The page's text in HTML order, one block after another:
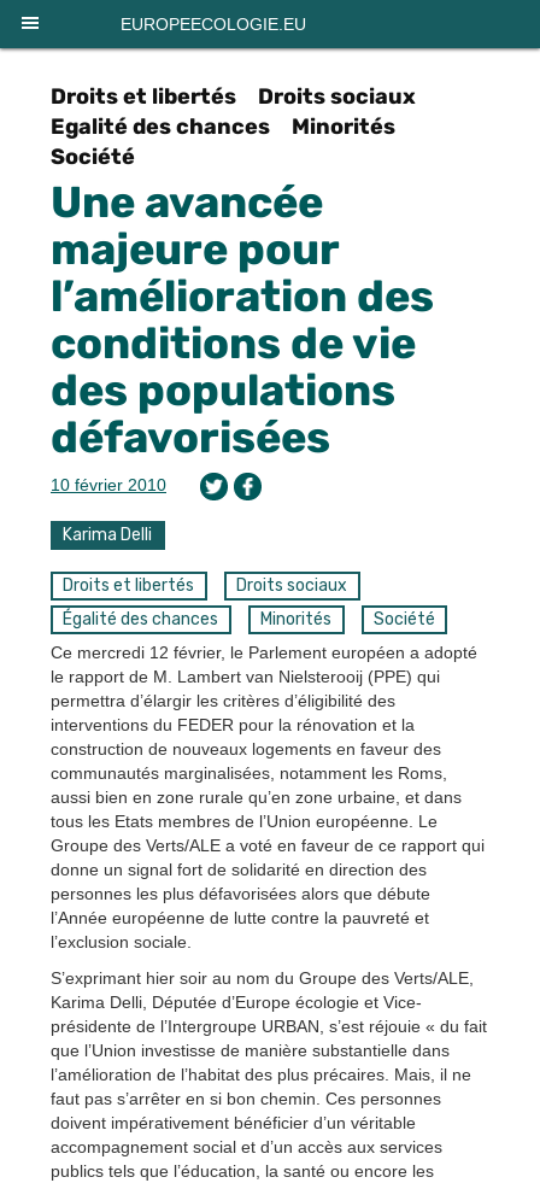
EUROPEECOLOGIE.EU
Droits et libertés
Droits sociaux
Egalité des chances
Minorités
Société
Une avancée
majeure pour
l’amélioration des
conditions de vie
des populations
défavorisées
10 février 2010
Karima Delli
Droits et libertés
Droits sociaux
Égalité des chances
Minorités Société
Ce mercredi 12 février, le Parlement européen a adopté
le rapport de M. Lambert van Nielsterooij (PPE) qui
permettra d’élargir les critères d’éligibilité des
interventions du FEDER pour la rénovation et la
construction de nouveaux logements en faveur des
communautés marginalisées, notamment les Roms,
aussi bien en zone rurale qu’en zone urbaine, et dans
tous les Etats membres de l’Union européenne. Le
Groupe des Verts/ALE a voté en faveur de ce rapport qui
donne un signal fort de solidarité en direction des
personnes les plus défavorisées alors que débute
l’Année européenne de lutte contre la pauvreté et
l’exclusion sociale.
S’exprimant hier soir au nom du Groupe des Verts/ALE,
Karima Delli, Députée d’Europe écologie et Vice-
présidente de l’Intergroupe URBAN, s’est réjouie « du fait
que l’Union investisse de manière substantielle dans
l’amélioration de l’habitat des plus précaires. Mais, il ne
faut pas s’arrêter en si bon chemin. Ces personnes
doivent impérativement bénéficier d’un véritable
accompagnement social et d’un accès aux services
publics tels que l’éducation, la santé ou encore les